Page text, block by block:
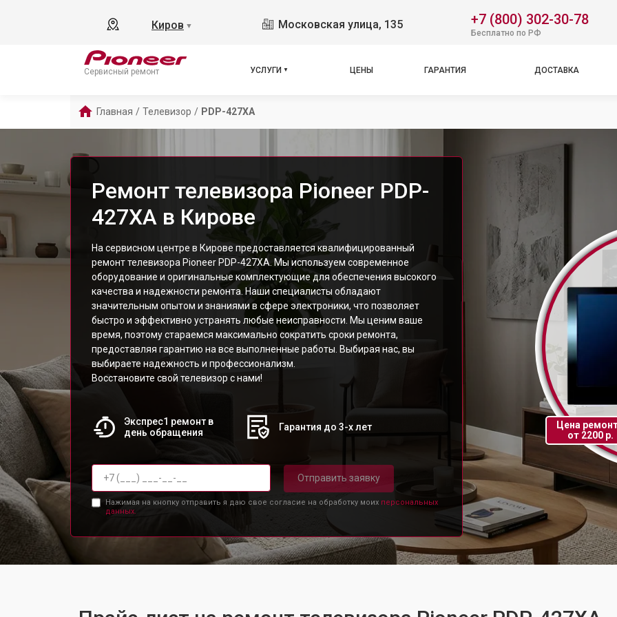
Киров ▼ Московская улица, 135 +7 (800) 302-30-78
Бесплатно по РФ
Сервисный ремонт УСЛУГИ ЦЕНЫ ГАРАНТИЯ ДОСТАВКА
Главная / Телевизор / PDP-427XA
Ремонт телевизора Pioneer PDP-
427XA в Кирове
На сервисном центре в Кирове предоставляется квалифицированный
ремонт телевизора Pioneer PDP-427XA. Мы используем современное
оборудование и оригинальные комплектующие для обеспечения высокого
качества и надежности ремонта. Наши специалисты обладают
значительным опытом и знаниями в сфере электроники, что позволяет
быстро и эффективно устранять любые неисправности. Мы ценим ваше
время, поэтому стараемся максимально сократить сроки ремонта,
предоставляя гарантию на все выполненные работы. Выбирая нас, вы
выбираете надежность и профессионализм.
Восстановите свой телевизор с нами!
Экспрес1 ремонт в
день обращения
Гарантия до 3-х лет
Отправить заявку
Нажимая на кнопку отправить я даю свое согласие на обработку моих персональных
данных.
Цена
от 2200 р.